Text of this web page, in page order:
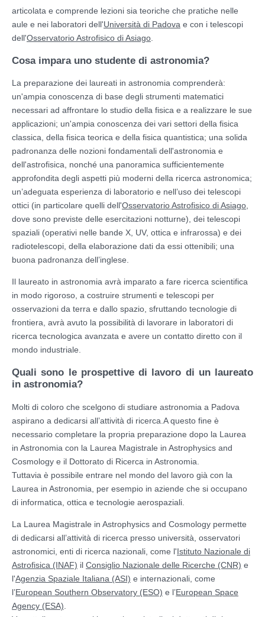
articolata e comprende lezioni sia teoriche che pratiche nelle
aule e nei laboratori dell'Università di Padova e con i telescopi
dell'Osservatorio Astrofisico di Asiago
Cosa impara uno studente di astronomia?
La preparazione dei laureati in astronomia comprenderà:
un'ampia conoscenza di base degli strumenti matematici
necessari ad affrontare lo studio della fisica e a realizzare le sue
applicazioni; un'ampia conoscenza dei vari settori della fisica
classica, della fisica teorica e della fisica quantistica; una solida
padronanza delle nozioni fondamentali dell'astronomia e
dell'astrofisica, nonché una panoramica sufficientemente
approfondita degli aspetti più moderni della ricerca astronomica;
un’adeguata esperienza di laboratorio e nell’uso dei telescopi
ottici (in particolare quelli dell'Osservatorio Astrofisico di Asiago,
dove sono previste delle esercitazioni notturne), dei telescopi
spaziali (operativi nelle bande X, UV, ottica e infrarossa) e dei
radiotelescopi, della elaborazione dati da essi ottenibili; una
buona padronanza dell’inglese.
Il laureato in astronomia avrà imparato a fare ricerca scientifica
in modo rigoroso, a costruire strumenti e telescopi per
osservazioni da terra e dallo spazio, sfruttando tecnologie di
frontiera, avrà avuto la possibilità di lavorare in laboratori di
ricerca tecnologica avanzata e avere un contatto diretto con il
mondo industriale.
Quali sono le prospettive di lavoro di un laureato
in astronomia?
Molti di coloro che scelgono di studiare astronomia a Padova
aspirano a dedicarsi all’attività di ricerca.A questo fine è
necessario completare la propria preparazione dopo la Laurea
in Astronomia con la Laurea Magistrale in Astrophysics and
Cosmology e il Dottorato di Ricerca in Astronomia.
Tuttavia è possibile entrare nel mondo del lavoro già con la
Laurea in Astronomia, per esempio in aziende che si occupano
di informatica, ottica e tecnologie aerospaziali.
La Laurea Magistrale in Astrophysics and Cosmology permette
di dedicarsi all’attività di ricerca presso università, osservatori
astronomici, enti di ricerca nazionali, come l'Istituto Nazionale di
Astrofisica (INAF) il Consiglio Nazionale delle Ricerche (CNR) e
l'Agenzia Spaziale Italiana (ASI) e internazionali, come
l’European Southern Observatory (ESO) e l’European Space
Agency (ESA)